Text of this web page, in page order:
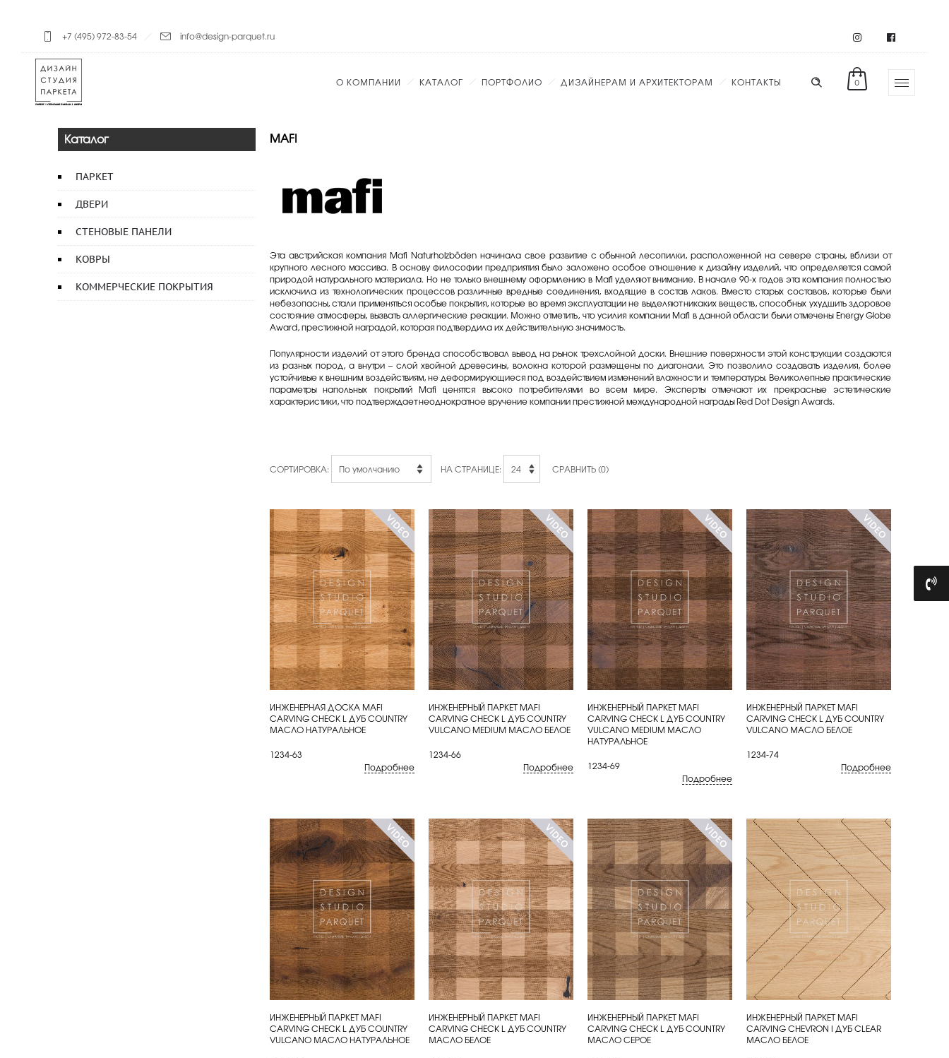
+7 (495) 972-83-54 info@design-parquet.ru
0
О КОМПАНИИ КАТАЛОГ ПОРТФОЛИО ДИЗАЙНЕРАМ И АРХИТЕКТОРАМ КОНТАКТЫ
Каталог
ПАРКЕТ
ДВЕРИ
СТЕНОВЫЕ ПАНЕЛИ
КОВРЫ
КОММЕРЧЕСКИЕ ПОКРЫТИЯ
MAFI
Эта австрийская компания Mafi Naturholzböden начинала свое развитие с обычной лесопилки, расположенной на севере страны, вблизи от
крупного лесного массива. В основу философии предприятия было заложено особое отношение к дизайну изделий, что определяется самой
природой натурального материала. Но не только внешнему оформлению в Mafi уделяют внимание. В начале 90-х годов эта компания полностью
исключила из технологических процессов различные вредные соединения, входящие в состав лаков. Вместо старых составов, которые были
небезопасны, стали применяться особые покрытия, которые во время эксплуатации не выделяют никаких веществ, способных ухудшить здоровое
состояние атмосферы, вызвать аллергические реакции. Можно отметить, что усилия компании Mafi в данной области были отмечены Energy Globe
Award, престижной наградой, которая подтвердила их действительную значимость.
Популярности изделий от этого бренда способствовал вывод на рынок трехслойной доски. Внешние поверхности этой конструкции создаются
из разных пород, а внутри – слой хвойной древесины, волокна которой размещены по диагонали. Это позволило создавать изделия, более
устойчивые к внешним воздействиям, не деформирующиеся под воздействием изменений влажности и температуры. Великолепные практические
параметры напольных покрытий Mafi ценятся высоко потребителями во всем мире. Эксперты отмечают их прекрасные эстетические
характеристики, что подтверждает неоднократное вручение компании престижной международной награды Red Dot Design Awards.
СОРТИРОВКА: НА СТРАНИЦЕ: СРАВНИТЬ (0)
КУПИТЬ
ИНЖЕНЕРНАЯ ДОСКА MAFI
CARVING CHECK L ДУБ COUNTRY
МАСЛО НАТУРАЛЬНОЕ
1234-63
Подробнее
КУПИТЬ
ИНЖЕНЕРНЫЙ ПАРКЕТ MAFI
CARVING CHECK L ДУБ COUNTRY
VULCANO MEDIUM МАСЛО БЕЛОЕ
1234-66
Подробнее
КУПИТЬ
ИНЖЕНЕРНЫЙ ПАРКЕТ MAFI
CARVING CHECK L ДУБ COUNTRY
VULCANO MEDIUM МАСЛО
НАТУРАЛЬНОЕ
1234-69
Подробнее
КУПИТЬ
ИНЖЕНЕРНЫЙ ПАРКЕТ MAFI
CARVING CHECK L ДУБ COUNTRY
VULCANO МАСЛО БЕЛОЕ
1234-74
Подробнее
КУПИТЬ
ИНЖЕНЕРНЫЙ ПАРКЕТ MAFI
CARVING CHECK L ДУБ COUNTRY
VULCANO МАСЛО НАТУРАЛЬНОЕ
КУПИТЬ
ИНЖЕНЕРНЫЙ ПАРКЕТ MAFI
CARVING CHECK L ДУБ COUNTRY
МАСЛО БЕЛОЕ
КУПИТЬ
ИНЖЕНЕРНЫЙ ПАРКЕТ MAFI
CARVING CHECK L ДУБ COUNTRY
МАСЛО СЕРОЕ
КУПИТЬ
ИНЖЕНЕРНЫЙ ПАРКЕТ MAFI
CARVING CHEVRON I ДУБ CLEAR
МАСЛО БЕЛОЕ